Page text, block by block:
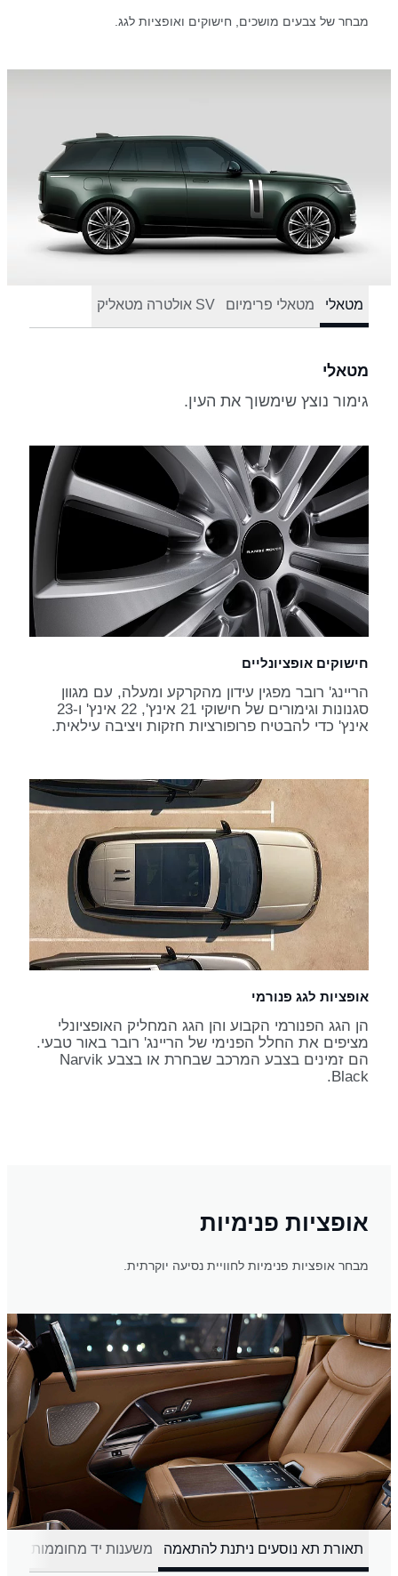
מבחר של צבעים מושכים, חישוקים ואופציות לגג.
מטאלי מטאלי פרימיום SV אולטרה מטאליק
מטאלי
גימור נוצץ שימשוך את העין.
חישוקים אופציונליים
הריינג' רובר מפגין עידון מהקרקע ומעלה, עם מגוון
סגנונות וגימורים של חישוקי 21 אינץ', 22 אינץ' ו-23
אינץ' כדי להבטיח פרופורציות חזקות ויציבה עילאית.
אופציות לגג פנורמי
הן הגג הפנורמי הקבוע והן הגג המחליק האופציונלי
מציפים את החלל הפנימי של הריינג' רובר באור טבעי.
הם זמינים בצבע המרכב שבחרת או בצבע Narvik
Black.
אופציות פנימיות
מבחר אופציות פנימיות לחוויית נסיעה יוקרתית.
תאורת תא נוסעים ניתנת להתאמה משענות יד מחוממות